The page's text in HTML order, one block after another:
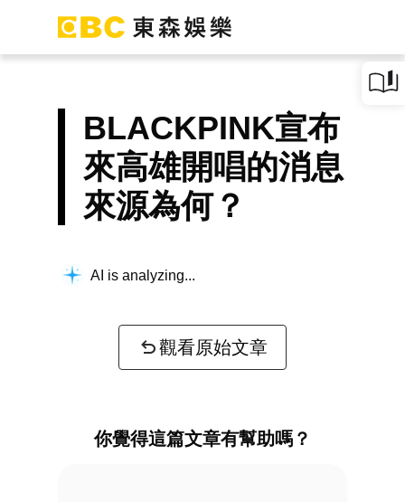
BLACKPINK宣布
來高雄開唱的消息
來源為何？
AI is analyzing...
觀看原始文章
你覺得這篇文章有幫助嗎？